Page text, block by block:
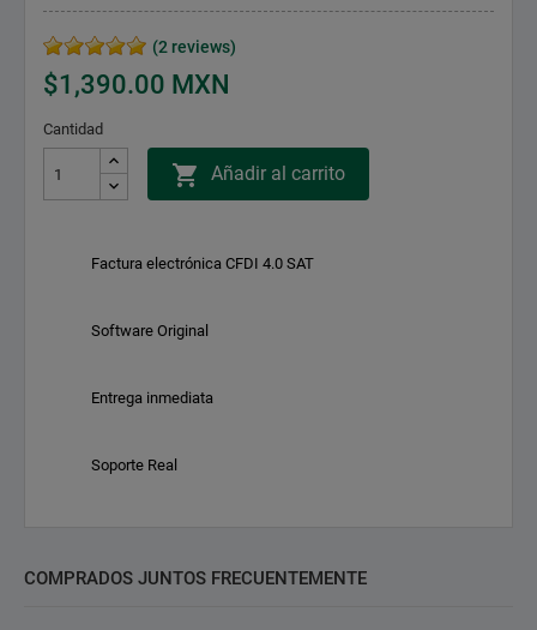
(2 reviews)
$1,390.00 MXN
Cantidad
 Añadir al carrito
Factura electrónica CFDI 4.0 SAT
Software Original
Entrega inmediata
Soporte Real
COMPRADOS JUNTOS FRECUENTEMENTE